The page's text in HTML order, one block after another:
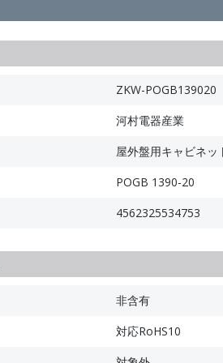
ZKW-POGB139020
河村電器産業
屋外盤用キャビネッ
POGB 1390-20
4562325534753
非含有
対応RoHS10